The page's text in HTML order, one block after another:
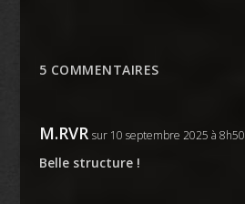
5 COMMENTAIRES
M.RVR sur 10 septembre 2025 à 8h50
Belle structure !